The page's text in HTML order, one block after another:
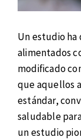
Un estudio
alimentados
modificado
que aquellos
estándar,
saludable
un estudio